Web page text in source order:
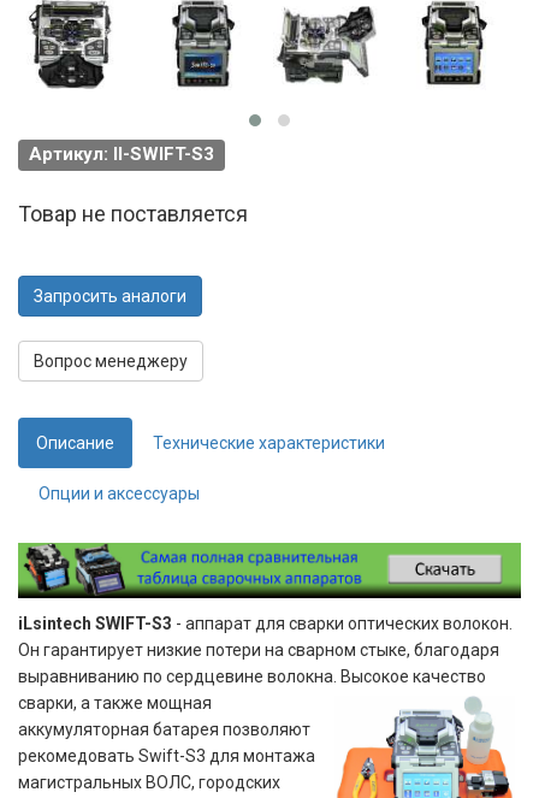
Артикул: Il-SWIFT-S3
Товар не поставляется
Запросить аналоги
Вопрос менеджеру
Описание Технические характеристики
Опции и аксессуары
iLsintech SWIFT-S3 - аппарат для сварки оптических волокон.
Он гарантирует низкие потери на сварном стыке, благодаря
выравниванию по сердцевине волокна. Высокое качество
сварки, а также мощная
аккумуляторная батарея позволяют
рекомедовать Swift-S3 для монтажа
магистральных ВОЛС, городских